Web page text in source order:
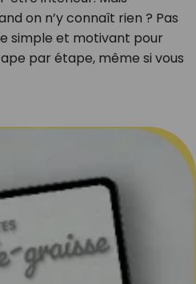
on n’y connaît rien ? Pas
simple et motivant pour
par étape, même si vous